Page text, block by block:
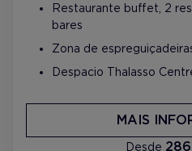
Restaurante buffet, 2
bares
Zona de
Despacio Thalasso
Desde
MAIS